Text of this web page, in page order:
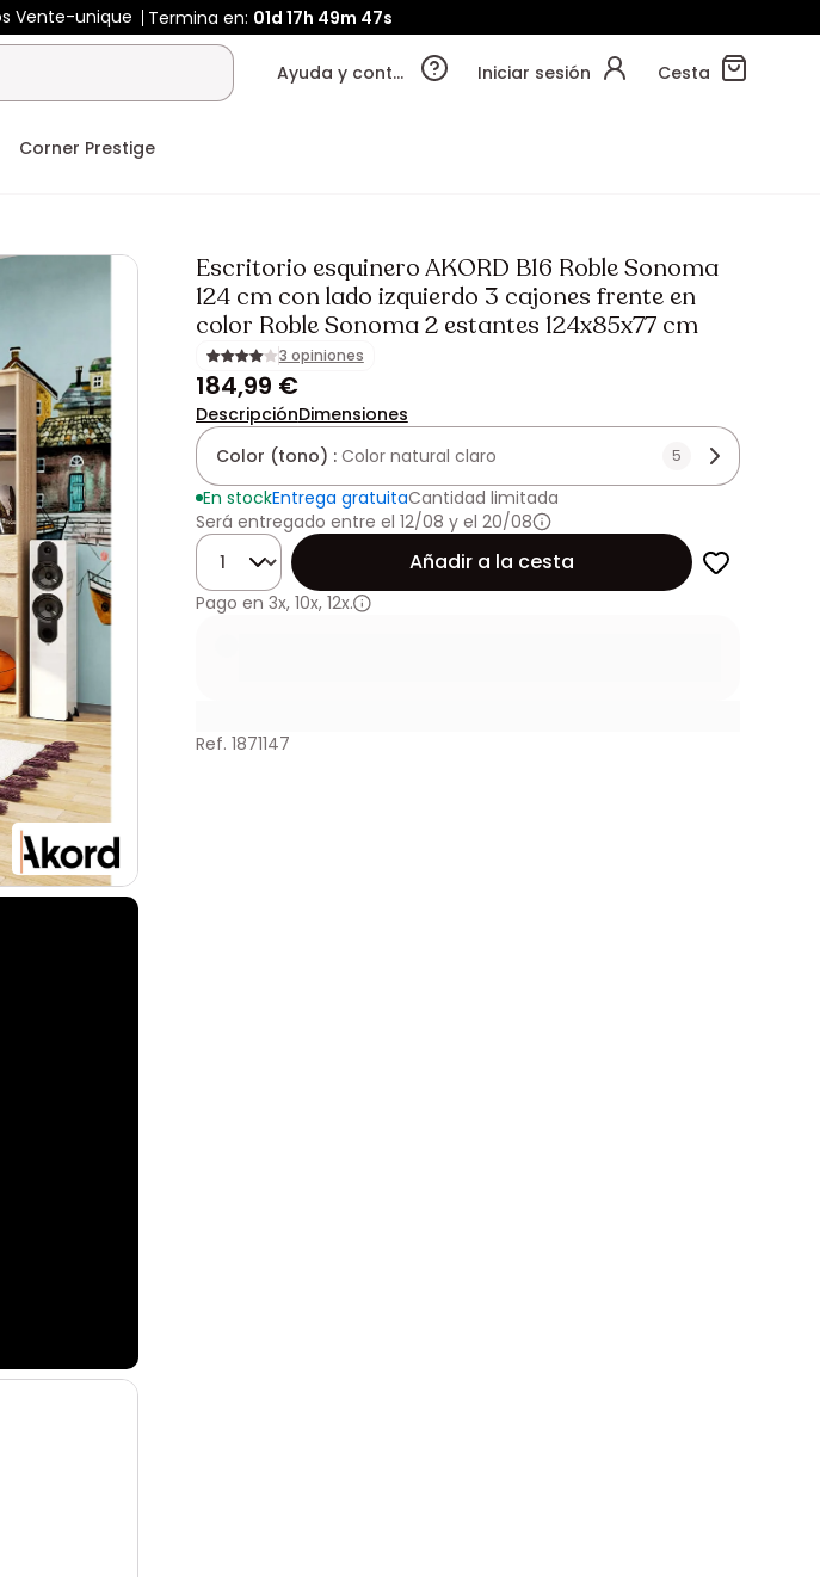
Vente-unique Termina en: 01d 17h 49m 45s
Ayuda y contacto Iniciar sesión Cesta
Corner Prestige
Escritorio esquinero AKORD B16 Roble Sonoma
124 cm con lado izquierdo 3 cajones frente en
color Roble Sonoma 2 estantes 124x85x77 cm
3 opiniones
184,99 €
DescripciónDimensiones
Color (tono) : Color natural claro 5
En stockEntrega gratuitaCantidad limitada
Será entregado entre el 12/08 y el 20/08
Cantidad
Añadir a la cesta
Pago en 3x, 10x, 12x.
Ref. 1871147